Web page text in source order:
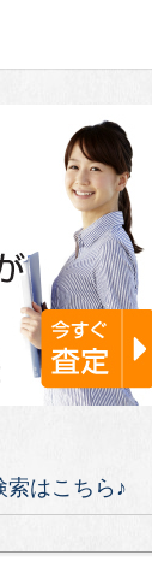
索はこちら♪